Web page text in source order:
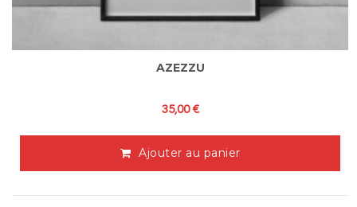
AZEZZU
35,00€
Ajouter au panier